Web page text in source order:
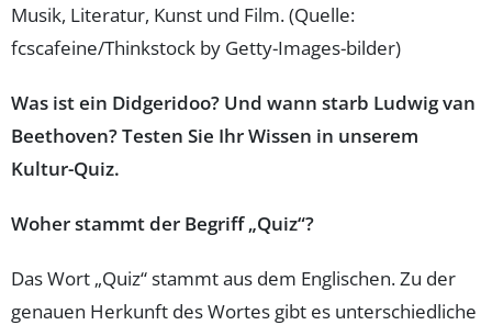
Musik, Literatur, Kunst und Film. (Quelle:
fcscafeine/Thinkstock by Getty-Images-bilder)
Was ist ein Didgeridoo? Und wann starb Ludwig van
Beethoven? Testen Sie Ihr Wissen in unserem
Kultur-Quiz.
Woher stammt der Begriff „Quiz“?
Das Wort „Quiz“ stammt aus dem Englischen. Zu der
genauen Herkunft des Wortes gibt es unterschiedliche